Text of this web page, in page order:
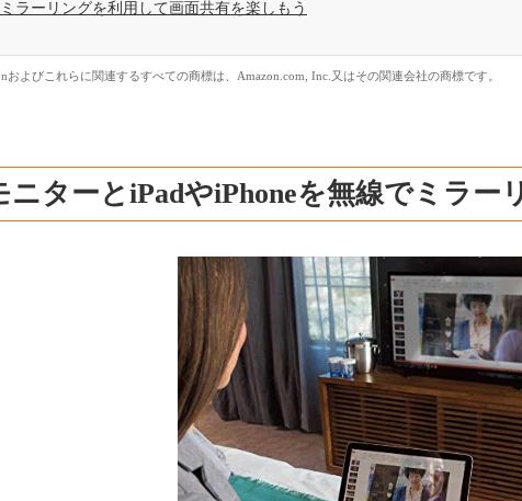
ミラーリングを利用して画面共有を楽しもう
およびこれらに関連するすべての商標は、Amazon.com, Inc.又はその関連会社の商標です。
ニターとiPadやiPhoneを無線でミラー